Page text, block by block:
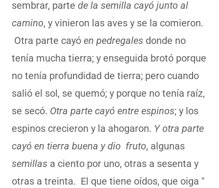
sembrar, parte de la semilla cayó junto al
camino, y vinieron las aves y se la comieron.
Otra parte cayó en pedregales donde no
tenía mucha tierra; y enseguida brotó porque
no tenía profundidad de tierra; pero cuando
salió el sol, se quemó; y porque no tenía raíz,
se secó. Otra parte cayó entre espinos; y los
espinos crecieron y la ahogaron. Y otra parte
cayó en tierra buena y dio fruto, algunas
semillas a ciento por uno, otras a sesenta y
otras a treinta. El que tiene oídos, que oiga "